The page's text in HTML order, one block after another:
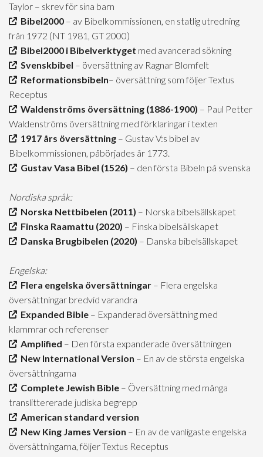
Taylor – skrev för sina barn
Bibel2000 – av Bibelkommissionen, en statlig utredning
från 1972 (NT 1981, GT 2000)
Bibel2000 i Bibelverktyget med avancerad sökning
Svenskbibel – översättning av Ragnar Blomfelt
Reformationsbibeln– översättning som följer Textus
Receptus
Waldenströms översättning (1886-1900) – Paul Petter
Waldenströms översättning med förklaringar i texten
1917 års översättning – Gustav V:s bibel av
Bibelkommissionen, påbörjades år 1773.
Gustav Vasa Bibel (1526) – den första Bibeln på svenska
Nordiska språk:
Norska Nettbibelen (2011) – Norska bibelsällskapet
Finska Raamattu (2020) – Finska bibelsällskapet
Danska Brugbibelen (2020) – Danska bibelsällskapet
Engelska:
Flera engelska översättningar – Flera engelska
översättningar bredvid varandra
Expanded Bible – Expanderad översättning med
klammrar och referenser
Amplified – Den första expanderade översättningen
New International Version – En av de största engelska
översättningarna
Complete Jewish Bible – Översättning med många
translittererade judiska begrepp
American standard version
New King James Version – En av de vanligaste engelska
översättningarna, följer Textus Receptus